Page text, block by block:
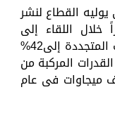
القطاع لنشر
خلال اللقاء إلى
خطة القطاع الطموحة لزيادة الطاقات المتجددة إلى42%
تصل القدرات المركبة من
إلى حوالى 10 آلاف ميجاوات فى عام